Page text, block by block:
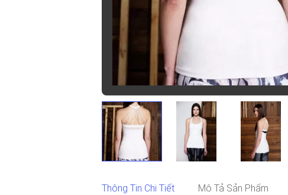
Thông Tin Chi Tiết Mô Tả Sản Phẩm